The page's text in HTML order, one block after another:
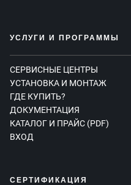
УСЛУГИ И ПРОГРАММЫ
СЕРВИСНЫЕ ЦЕНТРЫ
УСТАНОВКА И МОНТАЖ
ГДЕ КУПИТЬ?
ДОКУМЕНТАЦИЯ
КАТАЛОГ И ПРАЙС (PDF)
ВХОД
СЕРТИФИКАЦИЯ